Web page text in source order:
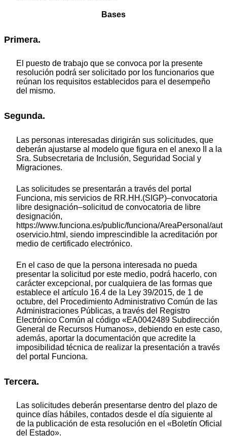
Bases
Primera.
El puesto de trabajo que se convoca por la presente
resolución podrá ser solicitado por los funcionarios que
reúnan los requisitos establecidos para el desempeño
del mismo.
Segunda.
Las personas interesadas dirigirán sus solicitudes, que
deberán ajustarse al modelo que figura en el anexo II a la
Sra. Subsecretaria de Inclusión, Seguridad Social y
Migraciones.
Las solicitudes se presentarán a través del portal
Funciona, mis servicios de RR.HH.(SIGP)–convocatoria
libre designación–solicitud de convocatoria de libre
designación,
https://www.funciona.es/public/funciona/AreaPersonal/aut
oservicio.html, siendo imprescindible la acreditación por
medio de certificado electrónico.
En el caso de que la persona interesada no pueda
presentar la solicitud por este medio, podrá hacerlo, con
carácter excepcional, por cualquiera de las formas que
establece el artículo 16.4 de la Ley 39/2015, de 1 de
octubre, del Procedimiento Administrativo Común de las
Administraciones Públicas, a través del Registro
Electrónico Común al código «EA0042489 Subdirección
General de Recursos Humanos», debiendo en este caso,
además, aportar la documentación que acredite la
imposibilidad técnica de realizar la presentación a través
del portal Funciona.
Tercera.
Las solicitudes deberán presentarse dentro del plazo de
quince días hábiles, contados desde el día siguiente al
de la publicación de esta resolución en el «Boletín Oficial
del Estado».